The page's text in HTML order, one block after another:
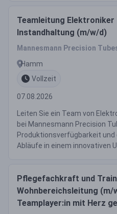
Teamleitung Elektroniker
Instandhaltung (m/w/d)
Mannesmann Precision
Hamm
Vollzeit
07.08.2026
Leiten Sie ein Team von
bei Mannesmann Precision
Produktionsverfügbarkeit
Abläufe in einem innovativen
Pflegefachkraft und
Wohnbereichsleitung (m/
Teamplayer:in mit Herz